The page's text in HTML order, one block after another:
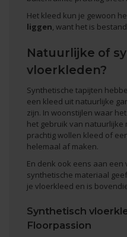
Het kleed kun je gewoon
liggen, want het is
Natuurlijke of
vloerkleden?
Synthetische tapijten
een kleed uit natuurlijke
zijn. In woonstijlen waar
het gebruik van natuurlijke
prachtig wollen kleed of
helemaal af maken.
En denk ook eens aan een
synthetische materiaal
je vloerkleed en is
Synthetisch
Floorpassion